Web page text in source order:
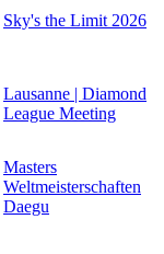
Sky's the Limit 2026
Lausanne | Diamond
League Meeting
Masters
Weltmeisterschaften
Daegu